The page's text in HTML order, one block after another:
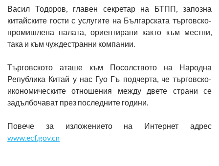
Васил Тодоров, главен секретар на БТПП, запозна
китайските гости с услугите на Българската търговско-
промишлена палата, ориентирани както към местни,
така и към чуждестранни компании.
Търговското аташе към Посолството на Народна
Република Китай у нас Гуо Гъ подчерта, че търговско-
икономическите отношения между двете страни се
задълбочават през последните години.
Повече за изложението на Интернет адрес
www.ecf.gov.cn